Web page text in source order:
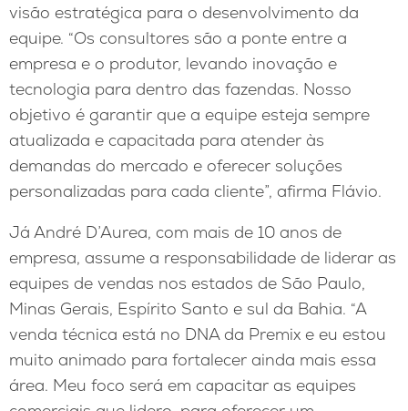
visão estratégica para o desenvolvimento da
equipe. “Os consultores são a ponte entre a
empresa e o produtor, levando inovação e
tecnologia para dentro das fazendas. Nosso
objetivo é garantir que a equipe esteja sempre
atualizada e capacitada para atender às
demandas do mercado e oferecer soluções
personalizadas para cada cliente”, afirma Flávio.
Já André D’Aurea, com mais de 10 anos de
empresa, assume a responsabilidade de liderar as
equipes de vendas nos estados de São Paulo,
Minas Gerais, Espírito Santo e sul da Bahia. “A
venda técnica está no DNA da Premix e eu estou
muito animado para fortalecer ainda mais essa
área. Meu foco será em capacitar as equipes